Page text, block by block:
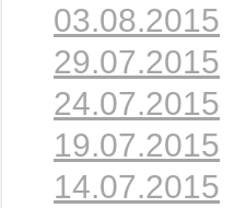
03.08.2015
29.07.2015
24.07.2015
19.07.2015
14.07.2015